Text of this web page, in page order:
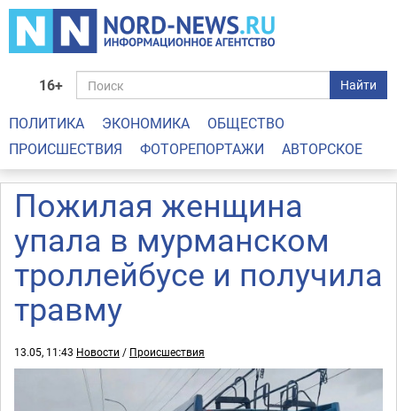
16+ Найти
ПОЛИТИКА ЭКОНОМИКА
ОБЩЕСТВО
ПРОИСШЕСТВИЯ
ФОТОРЕПОРТАЖИ АВТОРСКОЕ
Пожилая женщина
упала в мурманском
троллейбусе и получила
травму
13.05, 11:43 Новости / Происшествия